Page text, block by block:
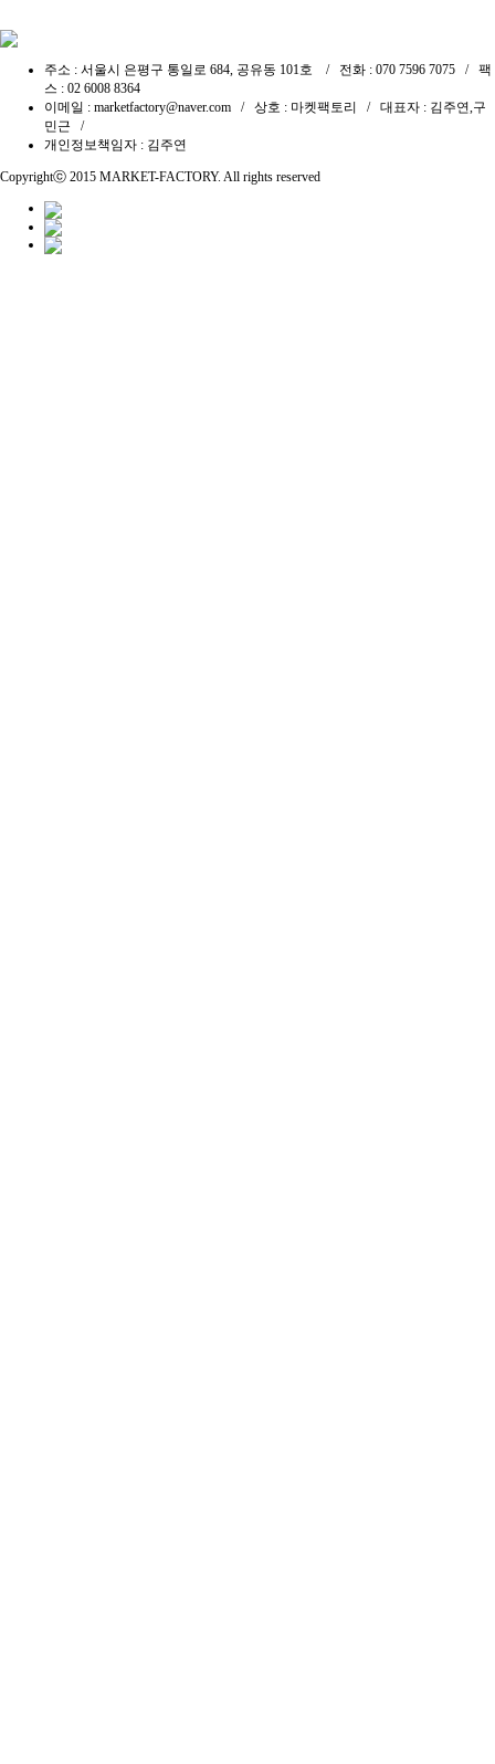
주소 : 서울시 은평구 통일로 684, 공유동 101호 / 전화 : 070 7596 7075 / 팩
스 : 02 6008 8364
이메일 : marketfactory@naver.com / 상호 : 마켓팩토리 / 대표자 : 김주연,구
민근 /
개인정보책임자 : 김주연
Copyrightⓒ 2015 MARKET-FACTORY. All rights reserved